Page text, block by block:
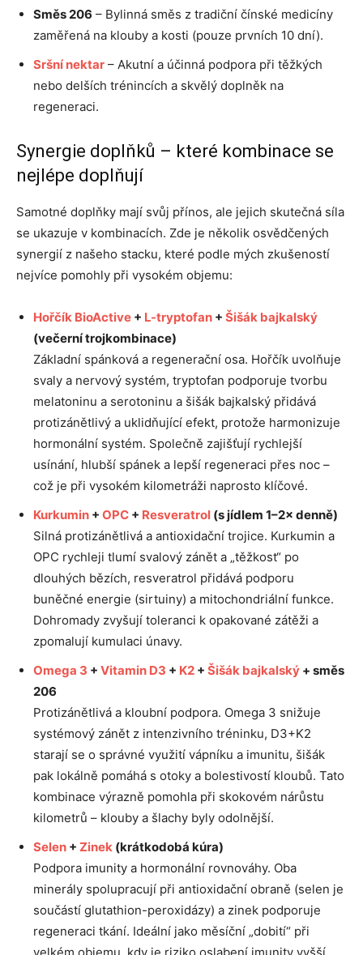
Směs 206 – Bylinná směs z tradiční čínské medicíny
zaměřená na klouby a kosti (pouze prvních 10 dní).
Sršní nektar – Akutní a účinná podpora při těžkých
nebo delších trénincích a skvělý doplněk na
regeneraci.
Synergie doplňků – které kombinace se
nejlépe doplňují
Samotné doplňky mají svůj přínos, ale jejich skutečná síla
se ukazuje v kombinacích. Zde je několik osvědčených
synergií z našeho stacku, které podle mých zkušeností
nejvíce pomohly při vysokém objemu:
Hořčík BioActive + L-tryptofan + Šišák bajkalský
(večerní trojkombinace)
Základní spánková a regenerační osa. Hořčík uvolňuje
svaly a nervový systém, tryptofan podporuje tvorbu
melatoninu a serotoninu a šišák bajkalský přidává
protizánětlivý a uklidňující efekt, protože harmonizuje
hormonální systém. Společně zajišťují rychlejší
usínání, hlubší spánek a lepší regeneraci přes noc –
což je při vysokém kilometráži naprosto klíčové.
Kurkumin + OPC + Resveratrol (s jídlem 1–2× denně)
Silná protizánětlivá a antioxidační trojice. Kurkumin a
OPC rychleji tlumí svalový zánět a „těžkost“ po
dlouhých bězích, resveratrol přidává podporu
buněčné energie (sirtuiny) a mitochondriální funkce.
Dohromady zvyšují toleranci k opakované zátěži a
zpomalují kumulaci únavy.
Omega 3 + Vitamin D3 + K2 + Šišák bajkalský + směs
206
Protizánětlivá a kloubní podpora. Omega 3 snižuje
systémový zánět z intenzivního tréninku, D3+K2
starají se o správné využití vápníku a imunitu, šišák
pak lokálně pomáhá s otoky a bolestivostí kloubů. Tato
kombinace výrazně pomohla při skokovém nárůstu
kilometrů – klouby a šlachy byly odolnější.
Selen + Zinek (krátkodobá kúra)
Podpora imunity a hormonální rovnováhy. Oba
minerály spolupracují při antioxidační obraně (selen je
součástí glutathion-peroxidázy) a zinek podporuje
regeneraci tkání. Ideální jako měsíční „dobití“ při